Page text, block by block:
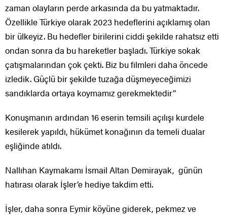
zaman olayların perde arkasında da bu yatmaktadır.
Özellikle Türkiye olarak 2023 hedeflerini açıklamış olan
bir ülkeyiz. Bu hedefler birilerini ciddi şekilde rahatsız etti
ondan sonra da bu hareketler başladı. Türkiye sokak
çatışmalarından çok çekti. Biz bu filmleri daha öncede
izledik. Güçlü bir şekilde tuzağa düşmeyeceğimizi
sandıklarda ortaya koymamız gerekmektedir”
Konuşmanın ardından 16 eserin temsili açılışı kurdele
kesilerek yapıldı, hükümet konağının da temeli dualar
eşliğinde atıldı.
Nallıhan Kaymakamı İsmail Altan Demirayak, günün
hatırası olarak İşler’e hediye takdim etti.
İşler, daha sonra Eymir köyüne giderek, pekmez ve